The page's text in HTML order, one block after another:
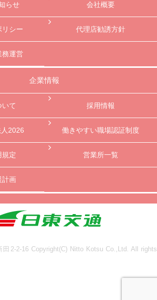
らせ 会社概要
リシー 代理店勧誘方針
務運営
企業情報
いて 採用情報
2026 働きやすい職場認証制度
規定 営業所一覧
計画
2-2-16 Copyright(C) Nitto Kotsu Co.,Ltd. All rights